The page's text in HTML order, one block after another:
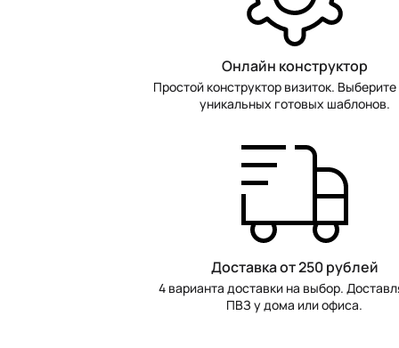
Онлайн конструктор
Простой конструктор визиток. Выберите
уникальных готовых шаблонов.
Доставка от 250 рублей
4 варианта доставки на выбор.
ПВЗ у дома или офиса.